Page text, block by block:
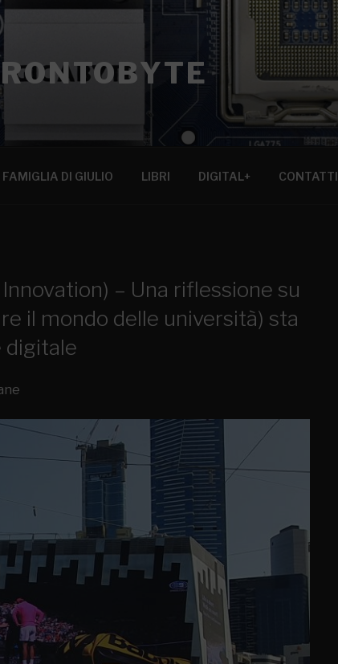
FAMIGLIA DI GIULIO LIBRI DIGITAL+ CONTATTI
– Una riflessione su
il mondo delle università) sta
digitale